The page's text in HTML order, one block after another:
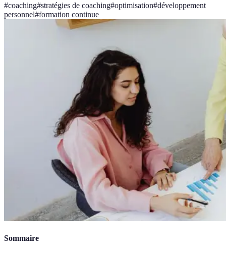
#coaching#stratégies de coaching#optimisation#développement
personnel#formation continue
Sommaire